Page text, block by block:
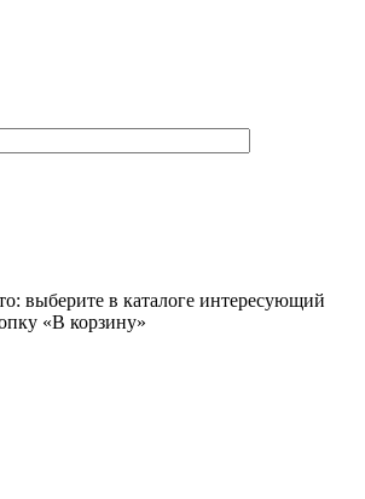
выберите в каталоге интересующий
«В корзину»